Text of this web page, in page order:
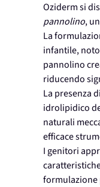
Oziderm si
pannolino,
La
infantile,
pannolino
riducendo
La presenza
idrolipidico
naturali
efficace
I genitori
formulazione